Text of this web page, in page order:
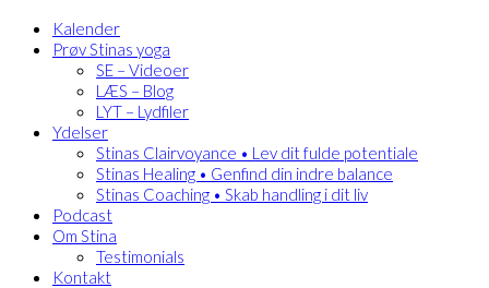
Kalender
Prøv Stinas yoga
SE – Videoer
LÆS – Blog
LYT – Lydfiler
Ydelser
Stinas Clairvoyance • Lev dit fulde potentiale
Stinas Healing • Genfind din indre balance
Stinas Coaching • Skab handling i dit liv
Podcast
Om Stina
Testimonials
Kontakt